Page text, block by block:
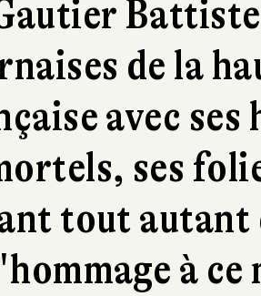
de la
avec ses
ses
tout autant
à